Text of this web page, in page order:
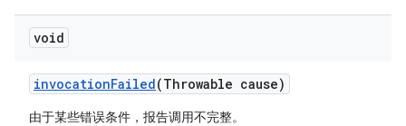
void
invocationFailed(Throwable cause)
由于某些错误条件，报告调用不完整。